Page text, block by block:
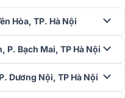
Hòa, TP. Hà Nội
P. Bạch Mai, TP Hà Nội
Dương Nội, TP Hà Nội